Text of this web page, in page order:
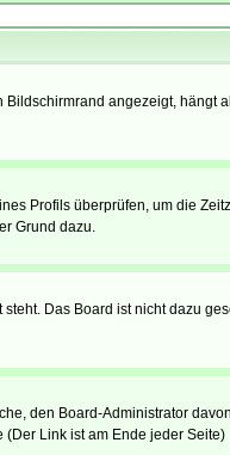
angezeigt, hängt
Profils überprüfen, um die
Grund dazu.
Das Board ist nicht dazu
den Board-Administrator
Link ist am Ende jeder Seite)